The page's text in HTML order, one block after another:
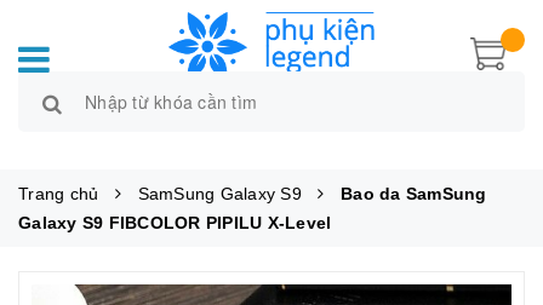
Trang chủ SamSung Galaxy S9
Bao da SamSung
Galaxy S9 FIBCOLOR PIPILU X-Level